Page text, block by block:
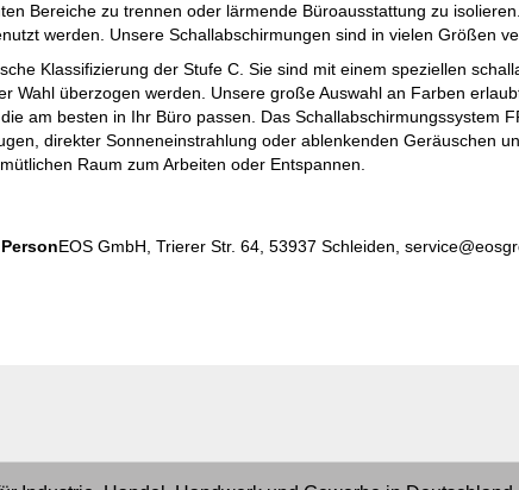
Bereiche zu trennen oder lärmende Büroausstattung zu
werden. Unsere Schallabschirmungen sind in vielen Größen
Klassifizierung der Stufe C. Sie sind mit einem speziellen
Wahl überzogen werden. Unsere große Auswahl an Farben
am besten in Ihr Büro passen. Das Schallabschirmungssystem
direkter Sonneneinstrahlung oder ablenkenden Geräuschen
Raum zum Arbeiten oder Entspannen.
EOS GmbH, Trierer Str. 64, 53937 Schleiden,